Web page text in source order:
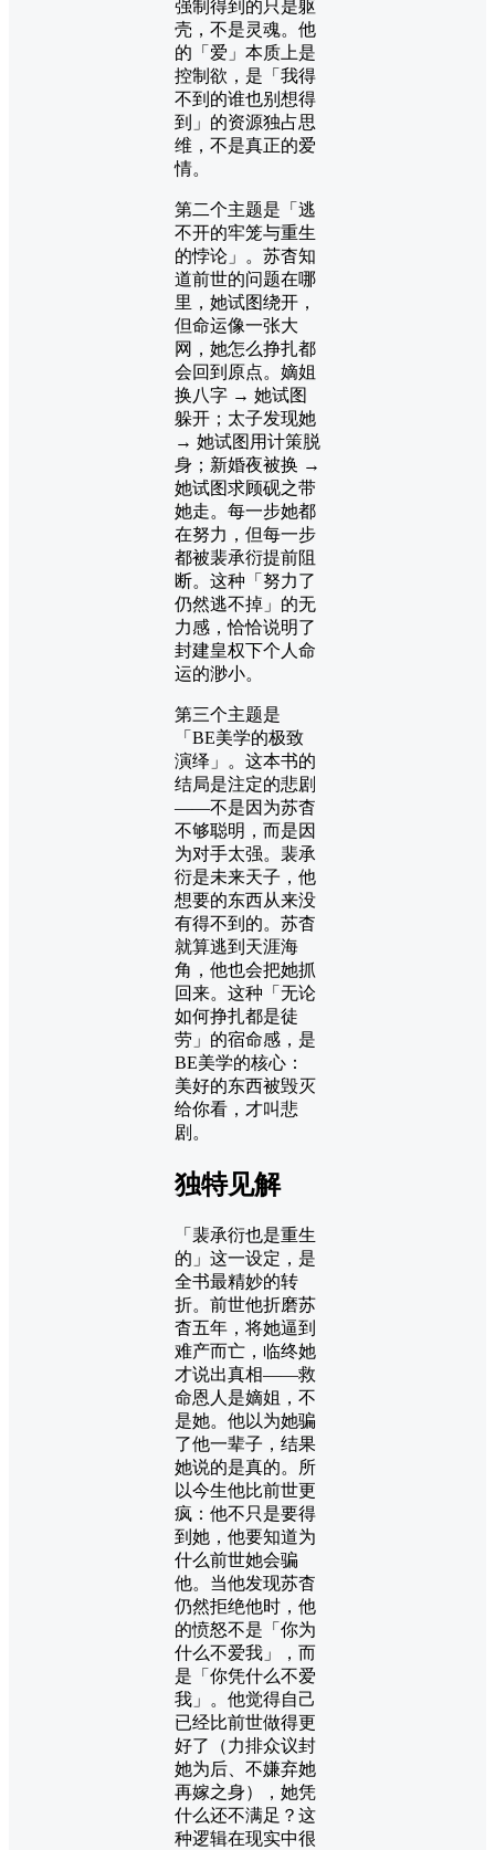
强制得到的只是躯
壳，不是灵魂。他
的「爱」本质上是
控制欲，是「我得
不到的谁也别想得
到」的资源独占思
维，不是真正的爱
情。
第二个主题是「逃
不开的牢笼与重生
的悖论」。苏杳知
道前世的问题在哪
里，她试图绕开，
但命运像一张大
网，她怎么挣扎都
会回到原点。嫡姐
换八字 → 她试图
躲开；太子发现她
→ 她试图用计策脱
身；新婚夜被换 →
她试图求顾砚之带
她走。每一步她都
在努力，但每一步
都被裴承衍提前阻
断。这种「努力了
仍然逃不掉」的无
力感，恰恰说明了
封建皇权下个人命
运的渺小。
第三个主题是
「BE美学的极致
演绎」。这本书的
结局是注定的悲剧
——不是因为苏杳
不够聪明，而是因
为对手太强。裴承
衍是未来天子，他
想要的东西从来没
有得不到的。苏杳
就算逃到天涯海
角，他也会把她抓
回来。这种「无论
如何挣扎都是徒
劳」的宿命感，是
BE美学的核心：
美好的东西被毁灭
给你看，才叫悲
剧。
独特见解
「裴承衍也是重生
的」这一设定，是
全书最精妙的转
折。前世他折磨苏
杳五年，将她逼到
难产而亡，临终她
才说出真相——救
命恩人是嫡姐，不
是她。他以为她骗
了他一辈子，结果
她说的是真的。所
以今生他比前世更
疯：他不只是要得
到她，他要知道为
什么前世她会骗
他。当他发现苏杳
仍然拒绝他时，他
的愤怒不是「你为
什么不爱我」，而
是「你凭什么不爱
我」。他觉得自己
已经比前世做得更
好了（力排众议封
她为后、不嫌弃她
再嫁之身），她凭
什么还不满足？这
种逻辑在现实中很